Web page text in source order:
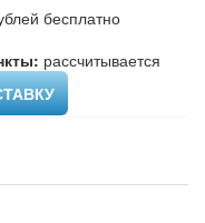
бесплатно
рассчитывается